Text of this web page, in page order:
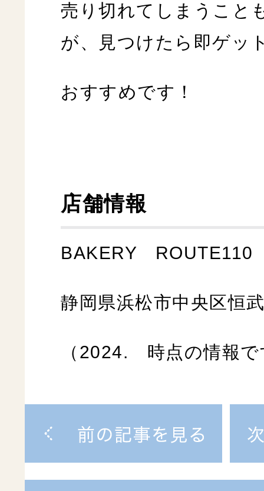
売り切れてしまうこと
が、見つけたら即ゲッ
おすすめです！
店舗情報
BAKERY ROUTE110
静岡県浜松市中央区恒
（2024. 時点の情報で